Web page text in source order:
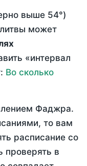
выше 54°)
может
«интервал
Во сколько
Фаджра.
то вам
расписание со
проверять в